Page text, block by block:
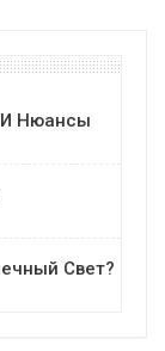
И Нюансы
Свет?